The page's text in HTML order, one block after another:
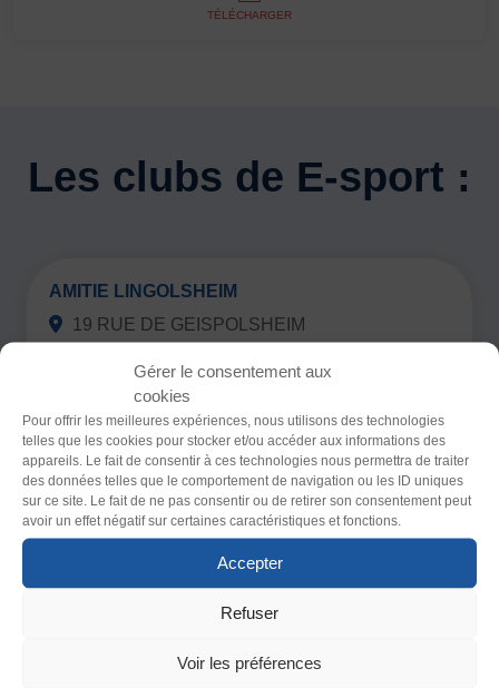
Gérer le consentement aux
cookies
Pour offrir les meilleures expériences, nous utilisons des technologies
telles que les cookies pour stocker et/ou accéder aux informations des
appareils. Le fait de consentir à ces technologies nous permettra de traiter
des données telles que le comportement de navigation ou les ID uniques
sur ce site. Le fait de ne pas consentir ou de retirer son consentement peut
avoir un effet négatif sur certaines caractéristiques et fonctions.
Accepter
Refuser
Voir les préférences
TÉLÉCHARGER
Les clubs de E-sport :
AMITIE LINGOLSHEIM
19 RUE DE GEISPOLSHEIM
0367080436
Contacter par mail
http://www.amitie-lingolsheim.fr
CTT 77 VAL DE MODER
MAIRIE 17 RUE DU DOCTEUR
SCHWEITZER PFAFFENHOFFEN
67350 VAL DE MODER
https://sites.google.com/site/ctt77valdemoder/
Clair Sombre
Police (dyslexie)
Défaut Adapter
Taille du texte